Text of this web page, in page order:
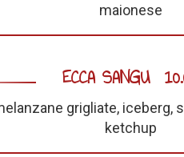
maionese
ECCA SANGU
grigliate, iceberg,
ketchup